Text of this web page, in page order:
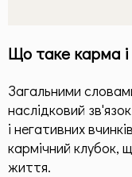
Що таке карма і
Загальними
наслідковий
і негативних
кармічний клубок,
життя.